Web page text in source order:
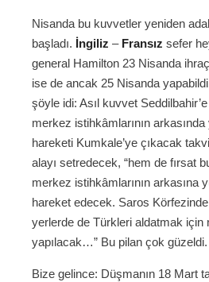
Nisanda bu kuvvetler yeniden
başladı. İngiliz – Fransız sefer
general Hamilton 23 Nisanda
ise de ancak 25 Nisanda
şöyle idi: Asıl kuvvet
merkez istihkâmlarının
hareketi Kumkale’ye çıkacak
alayı setredecek, “hem de fırsat
merkez istihkâmlarının arkasına
hareket edecek. Saros
yerlerde de Türkleri aldatmak için
yapılacak…” Bu pilan çok güzeldi.
Bize gelince: Düşmanın 18 Mart